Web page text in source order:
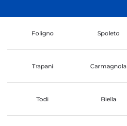
Foligno Spoleto
Trapani Carmagnola
Todi Biella